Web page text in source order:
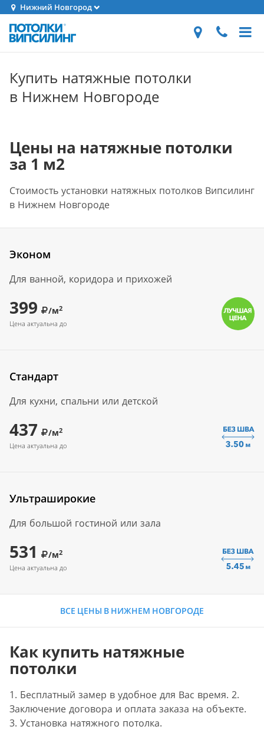
Нижний Новгород
Купить натяжные потолки
в Нижнем Новгороде
Цены на натяжные потолки
за 1 м2
Стоимость установки натяжных потолков Випсилинг
в Нижнем Новгороде
Эконом
Для ванной, коридора и прихожей
399 /м2
Цена актуальна до
Стандарт
Для кухни, спальни или детской
437 /м2
Цена актуальна до
Ультраширокие
Для большой гостиной или зала
531 /м2
Цена актуальна до
ВСЕ ЦЕНЫ В НИЖНЕМ НОВГОРОДЕ
Как купить натяжные
потолки
1. Бесплатный замер в удобное для Вас время. 2.
Заключение договора и оплата заказа на объекте.
3. Установка натяжного потолка.